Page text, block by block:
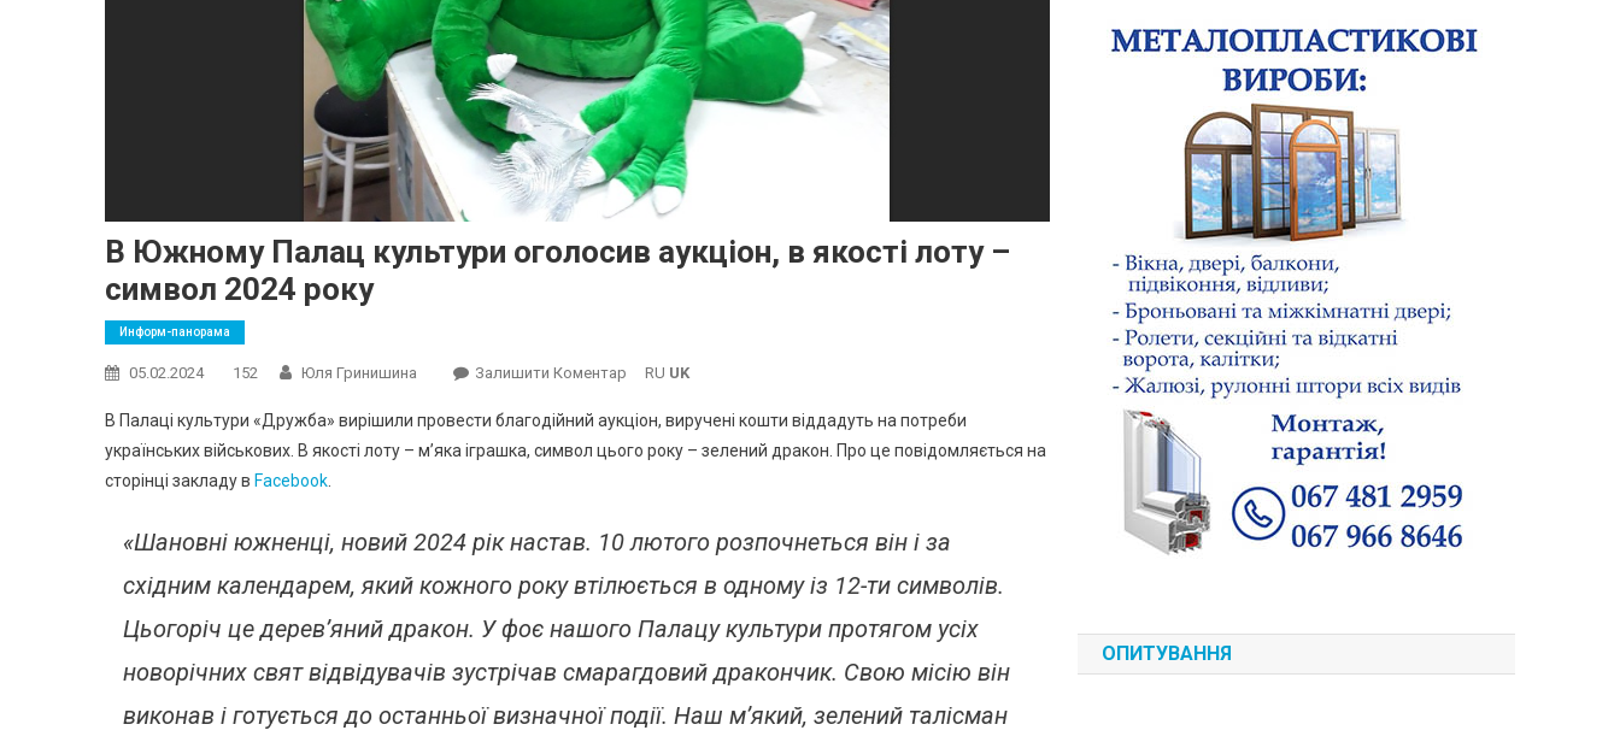
В Южному Палац культури оголосив аукціон, в якості лоту –
символ 2024 року
Информ-панорама
05.02.2024 152 Юля Гринишина Залишити Коментар
Южному
Палац
Аукціон,
Якості
Лоту
Символ
2024
Року
RU UK
В Палаці культури «Дружба» вирішили провести благодійний аукціон, виручені кошти віддадуть на потреби
українських військових. В якості лоту – м’яка іграшка, символ цього року – зелений дракон. Про це повідомляється на
сторінці закладу в Facebook
«Шановні южненці, новий 2024 рік настав. 10 лютого розпочнеться він і за
східним календарем, який кожного року втілюється в одному із 12-ти символів.
Цьогоріч це дерев’яний дракон. У фоє нашого Палацу культури протягом усіх
новорічних свят відвідувачів зустрічав смарагдовий дракончик. Свою місію він
виконав і готується до останньої визначної події. Наш м’який, зелений талісман
ОПИТУВАННЯ